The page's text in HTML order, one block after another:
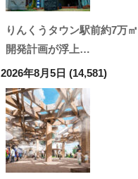
りんくうタウン駅前約7万
開発計画が浮上…
2026年8月5日 (14,581)